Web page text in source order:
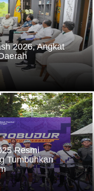
2026, Angkat
Resmi
Tumbuhkan